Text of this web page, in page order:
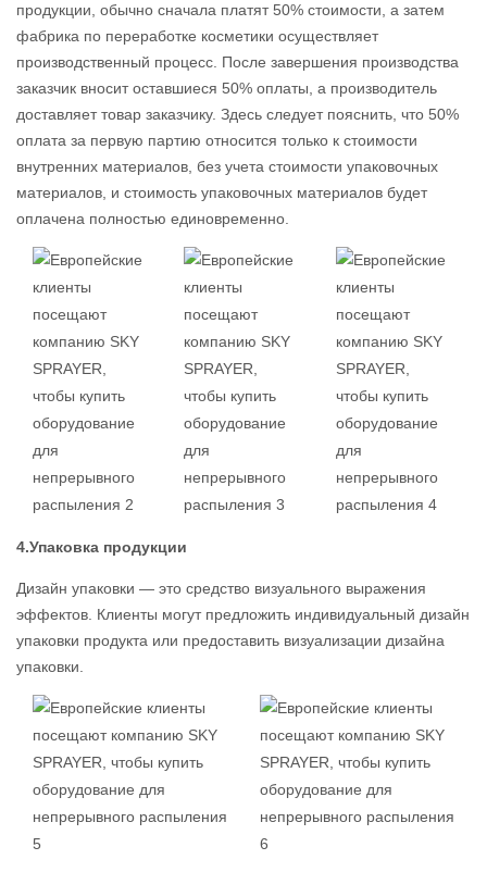
продукции, обычно сначала платят 50% стоимости, а затем
фабрика по переработке косметики осуществляет
производственный процесс. После завершения производства
заказчик вносит оставшиеся 50% оплаты, а производитель
доставляет товар заказчику. Здесь следует пояснить, что 50%
оплата за первую партию относится только к стоимости
внутренних материалов, без учета стоимости упаковочных
материалов, и стоимость упаковочных материалов будет
оплачена полностью единовременно.
4.Упаковка продукции
Дизайн упаковки — это средство визуального выражения
эффектов. Клиенты могут предложить индивидуальный дизайн
упаковки продукта или предоставить визуализации дизайна
упаковки.